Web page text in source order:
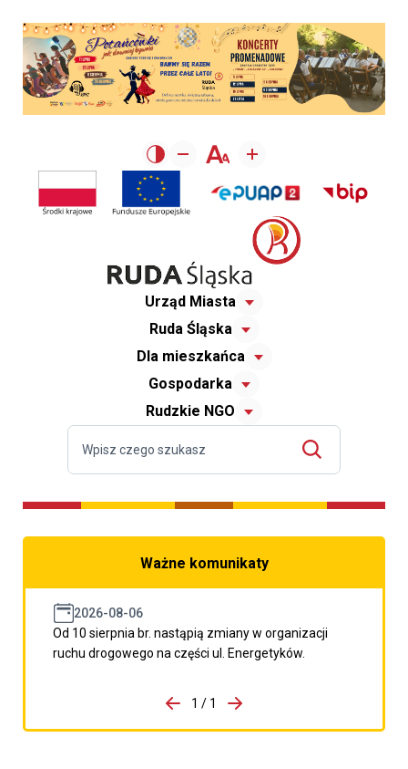
Urząd Miasta
Ruda Śląska
Dla mieszkańca
Gospodarka
Rudzkie NGO
Ważne komunikaty
2026-08-06
Od 10 sierpnia br. nastąpią zmiany w organizacji
ruchu drogowego na części ul. Energetyków.
porzpedniego komunikatu
1 / 1
Przejdź do następnego